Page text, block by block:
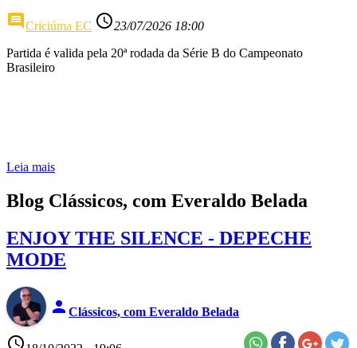
commentCriciúma EC access_time23/07/2026 18:00
Partida é valida pela 20ª rodada da Série B do Campeonato
Brasileiro
Leia mais
Blog Clássicos, com Everaldo Belada
ENJOY THE SILENCE - DEPECHE
MODE
person Clássicos, com Everaldo Belada
access_time